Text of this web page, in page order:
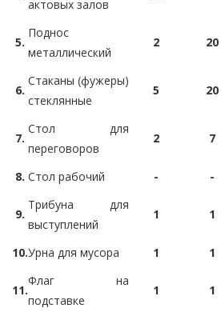
актовых залов
5.
Поднос
металлический
2 20
6.
Стаканы (фужеры)
стеклянные
5 20
7.
Стол для
переговоров
2 7
8. Стол рабочий - -
9.
Трибуна для
выступлений
1 1
10.Урна для мусора 1 1
11.
Флаг на
подставке
1 1